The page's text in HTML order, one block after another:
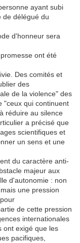
ayant subi
de délégué du
d'honneur sera
ont été
Des comités et
des
de la violence" des
"ceux qui continuent
réduire au silence
a précisé que
scientifiques et
un sens et une
du caractère anti-
majeur aux
d'autonomie : non
une pression
de cette pression
internationales
ont exigé que les
pacifiques,